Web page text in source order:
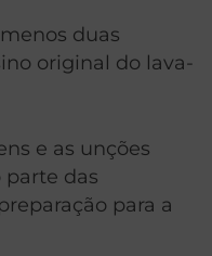
duas
original do lava-
e as unções
das
para a